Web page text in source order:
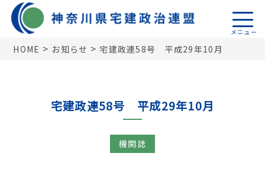
HOME > お知らせ >宅建政連58号 平成29年10月
宅建政連58号 平成29年10月
機関誌